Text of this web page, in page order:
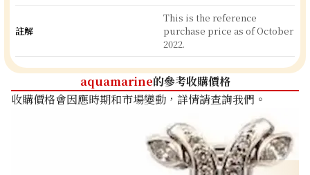
註解
This is the reference
purchase price as of October
2022.
aquamarine的參考收購價格
收購價格會因應時期和市場變動，詳情請查詢我們。